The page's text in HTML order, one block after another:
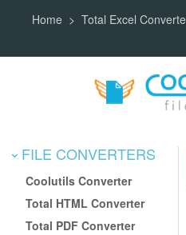
Home Total Excel
FILE CONVERTERS
Coolutils Converter
Total HTML Converter
Total PDF Converter